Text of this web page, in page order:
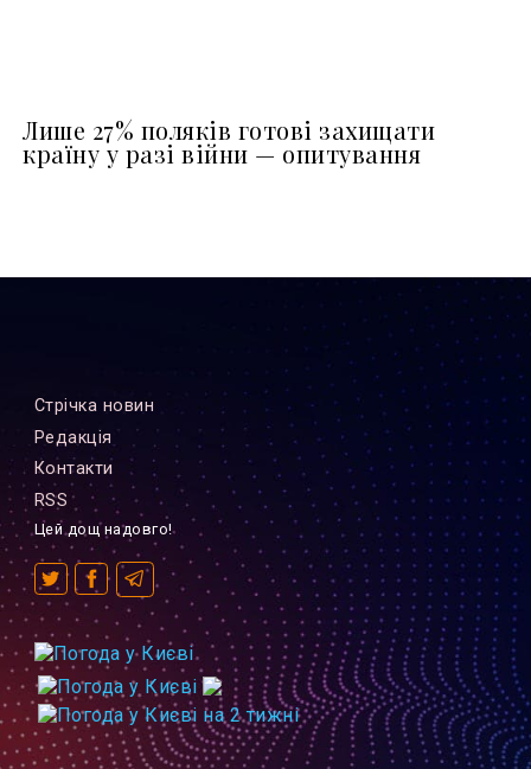
Лише 27% поляків готові захищати
країну у разі війни — опитування
Стрiчка новин
Редакцiя
Контакти
RSS
Цей дощ надовго!